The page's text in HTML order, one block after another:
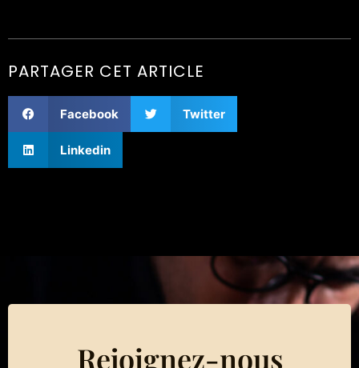
PARTAGER CET ARTICLE
Facebook Twitter
Linkedin
Rejoignez-nous